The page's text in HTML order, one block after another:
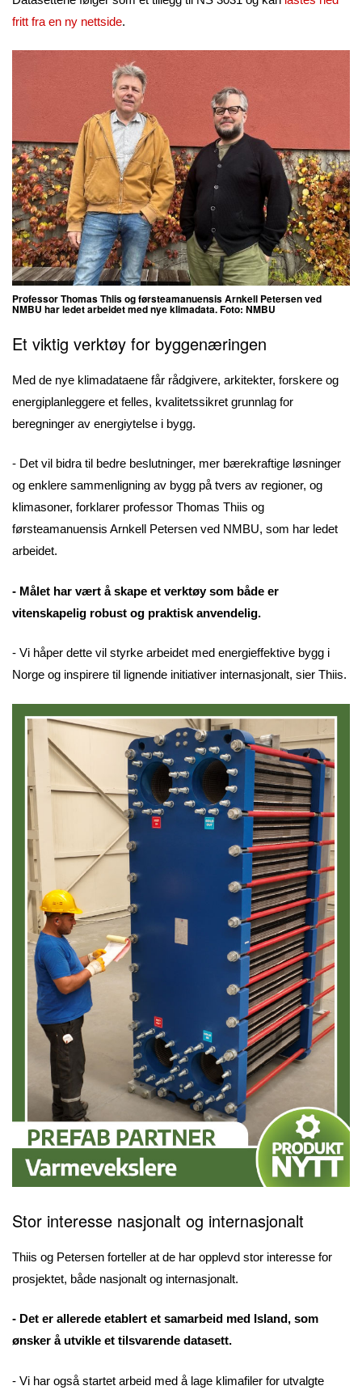
fritt fra en ny nettside.
Professor Thomas Thiis og førsteamanuensis Arnkell Petersen ved
NMBU har ledet arbeidet med nye klimadata. Foto: NMBU
Et viktig verktøy for byggenæringen
Med de nye klimadataene får rådgivere, arkitekter, forskere og
energiplanleggere et felles, kvalitetssikret grunnlag for
beregninger av energiytelse i bygg.
- Det vil bidra til bedre beslutninger, mer bærekraftige løsninger
og enklere sammenligning av bygg på tvers av regioner, og
klimasoner, forklarer professor Thomas Thiis og
førsteamanuensis Arnkell Petersen ved NMBU, som har ledet
arbeidet.
- Målet har vært å skape et verktøy som både er
vitenskapelig robust og praktisk anvendelig.
- Vi håper dette vil styrke arbeidet med energieffektive bygg i
Norge og inspirere til lignende initiativer internasjonalt, sier Thiis.
Stor interesse nasjonalt og internasjonalt
Thiis og Petersen forteller at de har opplevd stor interesse for
prosjektet, både nasjonalt og internasjonalt.
- Det er allerede etablert et samarbeid med Island, som
ønsker å utvikle et tilsvarende datasett.
- Vi har også startet arbeid med å lage klimafiler for utvalgte